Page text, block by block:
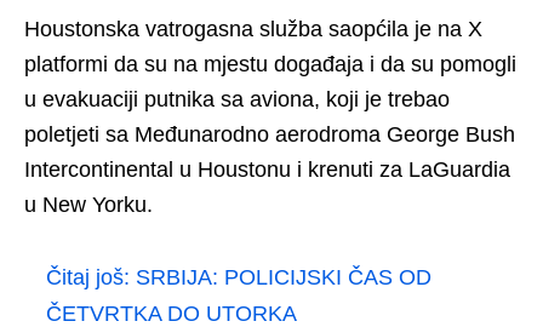
Houstonska vatrogasna služba saopćila je na X
platformi da su na mjestu događaja i da su pomogli
u evakuaciji putnika sa aviona, koji je trebao
poletjeti sa Međunarodno aerodroma George Bush
Intercontinental u Houstonu i krenuti za LaGuardia
u New Yorku.
Čitaj još: SRBIJA: POLICIJSKI ČAS OD
ČETVRTKA DO UTORKA